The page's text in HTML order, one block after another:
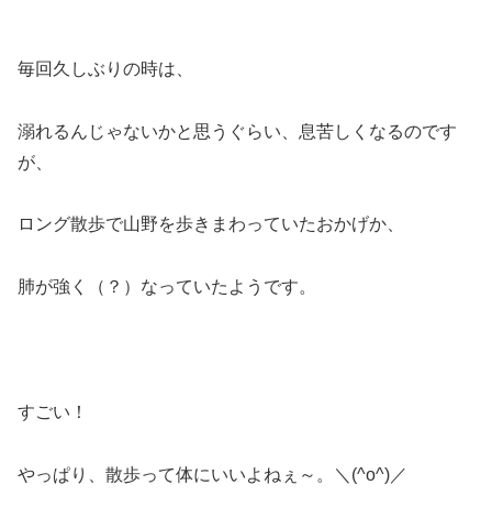
毎回久しぶりの時は、
溺れるんじゃないかと思うぐらい、息苦しくなるのです
が、
ロング散歩で山野を歩きまわっていたおかげか、
肺が強く（？）なっていたようです。
すごい！
やっぱり、散歩って体にいいよねぇ～。＼(^o^)／